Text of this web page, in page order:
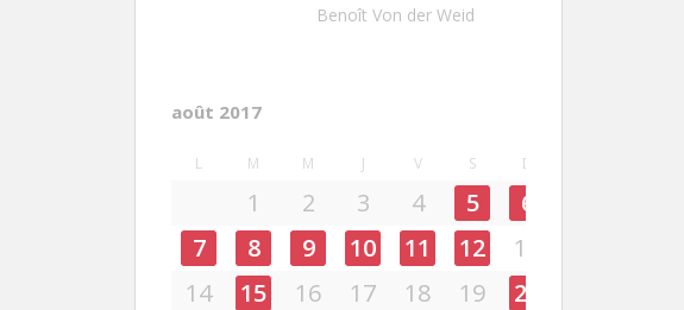
Benoît Von der Weid
août 2017
L M M J V S D
1 2 3 4 5
6
7
8 9 10 11 12
13
14
15 16 17 18 19
20